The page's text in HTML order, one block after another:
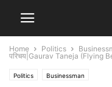
Home Politics
परिचय|Gaurav Taneja (Flying
Politics Businessman